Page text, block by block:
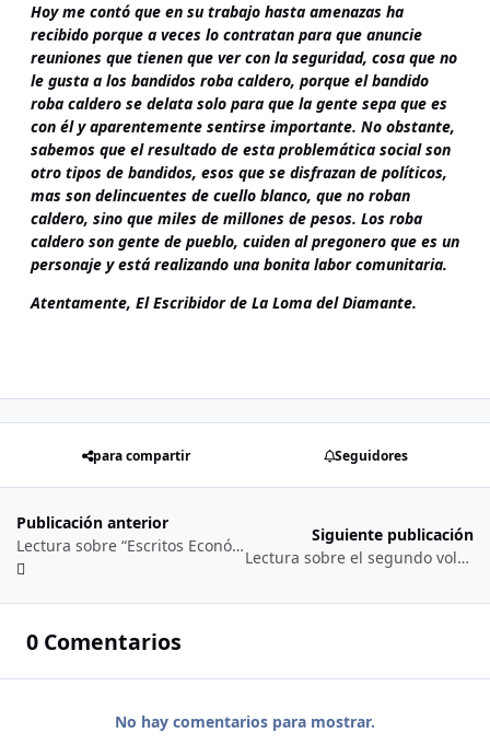
Hoy me contó que en su trabajo hasta amenazas ha
recibido porque a veces lo contratan para que anuncie
reuniones que tienen que ver con la seguridad, cosa que no
le gusta a los bandidos roba caldero, porque el bandido
roba caldero se delata solo para que la gente sepa que es
con él y aparentemente sentirse importante. No obstante,
sabemos que el resultado de esta problemática social son
otro tipos de bandidos, esos que se disfrazan de políticos,
mas son delincuentes de cuello blanco, que no roban
caldero, sino que miles de millones de pesos. Los roba
caldero son gente de pueblo, cuiden al pregonero que es un
personaje y está realizando una bonita labor comunitaria.
Atentamente, El Escribidor de La Loma del Diamante.
para compartir Seguidores
Publicación anterior
Lectura sobre “Escritos Económicos de Rafael Wenceslao Núñez-Moledo” volumen I… (01/02/2’025)
Siguiente publicación
Lectura sobre el segundo volumen del libro de los escritos económicos del expresidente y poeta cartagenero Rafael Wenceslao Núñez-Moledo (Cartagena 1’825 – Cartagena 1’894)… (07/03/2’025)
0 Comentarios
No hay comentarios para mostrar.